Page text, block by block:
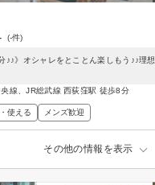
(-件)
♪♪》オシャレをとことん楽しもう♪♪理
線、JR総武線 西荻窪駅 徒歩8分
使える メンズ歓迎
その他の情報を表示